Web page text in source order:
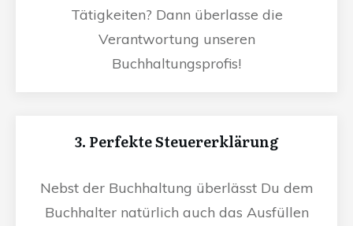
Tätigkeiten? Dann überlasse die
Verantwortung unseren
Buchhaltungsprofis!
3. Perfekte Steuererklärung
Nebst der Buchhaltung überlässt Du dem
Buchhalter natürlich auch das Ausfüllen